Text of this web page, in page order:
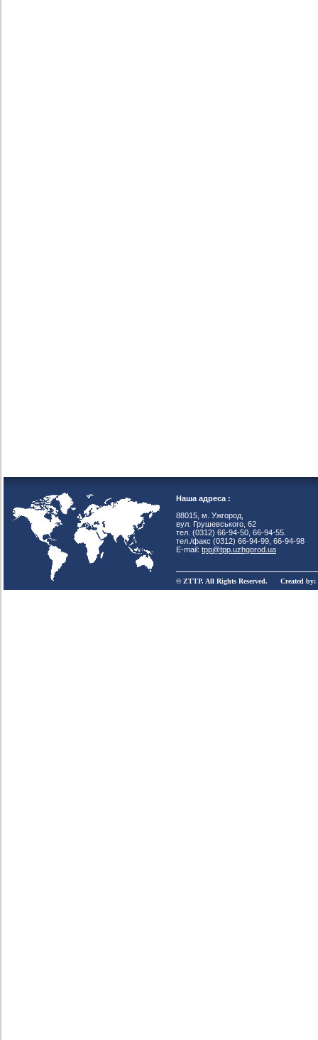
Наша адреса :
88015, м. Ужгород,
вул. Грушевського, 62
тел. (0312) 66-94-50, 66-94-55.
тел./факс (0312) 66-94-99, 66-94-98
E-mail: tpp@tpp.uzhgorod.ua
© ZTTP. All Rights Reserved. Created by: